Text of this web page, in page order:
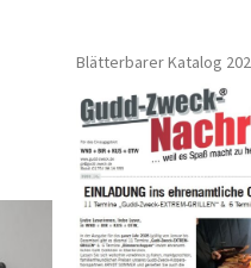
Blätterbarer Katalog